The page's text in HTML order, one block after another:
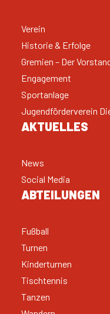
Verein
Historie & Erfolge
Gremien – Der
Engagement
Sportanlage
Jugendförderverein
AKTUELLES
News
Social Media
ABTEILUNGEN
Fußball
Turnen
Kinderturnen
Tischtennis
Tanzen